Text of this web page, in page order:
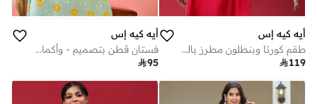
أيه كيه إس
طقم كورتا وبنطلون مطرز باللونين الأحمر والأزرق مع دوباتا مطبوعة
119
أيه كيه إس
فستان قطن بتصميم - وأكمام فراشة بطبعة زهور
95